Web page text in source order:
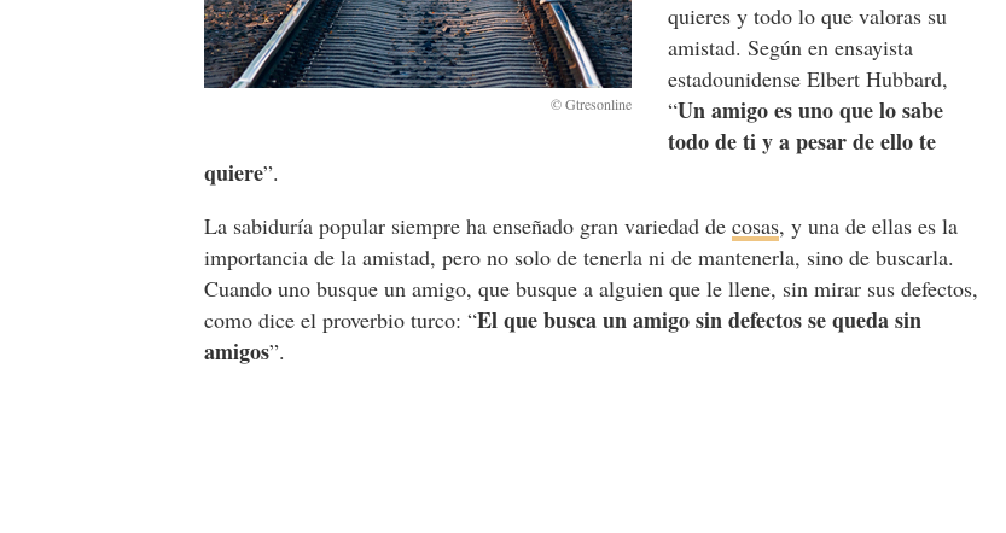
quieres y todo lo que valoras su
amistad. Según en ensayista
estadounidense Elbert Hubbard,
“Un amigo es uno que lo sabe
todo de ti y a pesar de ello te
quiere”.
La sabiduría popular siempre ha enseñado gran variedad decosas, y una de ellas es la
importancia de la amistad, pero no solo de tenerla ni de mantenerla, sino de buscarla.
Cuando uno busque un amigo, que busque a alguien que le llene, sin mirar sus defectos,
como dice el proverbio turco: “El que busca un amigo sin defectos se queda sin
amigos”.